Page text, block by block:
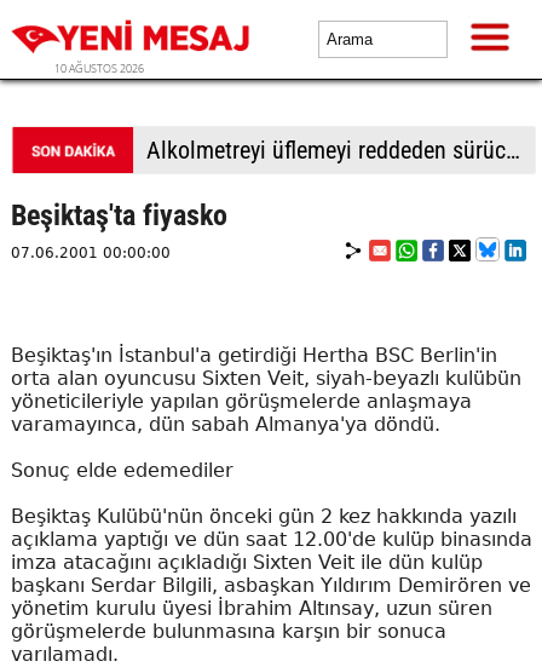
10 AĞUSTOS 2026
Alkolmetreyi üflemeyi reddeden sürücüye 350 bin TL ceza
Beşiktaş'ta fiyasko
07.06.2001 00:00:00
Beşiktaş'ın İstanbul'a getirdiği Hertha BSC Berlin'in
orta alan oyuncusu Sixten Veit, siyah-beyazlı kulübün
yöneticileriyle yapılan görüşmelerde anlaşmaya
varamayınca, dün sabah Almanya'ya döndü.
Sonuç elde edemediler
Beşiktaş Kulübü'nün önceki gün 2 kez hakkında yazılı
açıklama yaptığı ve dün saat 12.00'de kulüp binasında
imza atacağını açıkladığı Sixten Veit ile dün kulüp
başkanı Serdar Bilgili, asbaşkan Yıldırım Demirören ve
yönetim kurulu üyesi İbrahim Altınsay, uzun süren
görüşmelerde bulunmasına karşın bir sonuca
varılamadı.